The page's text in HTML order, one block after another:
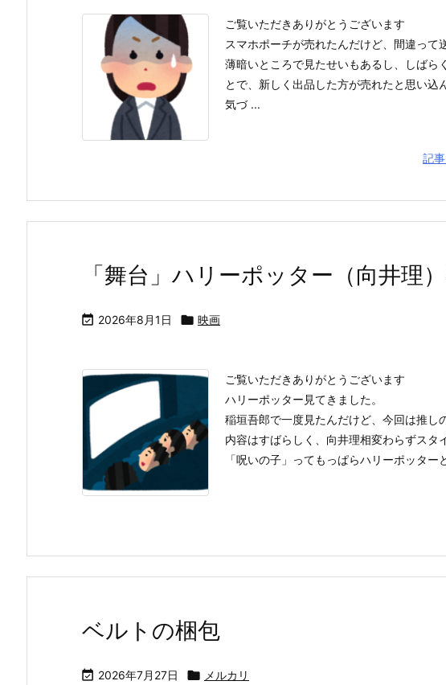
ご覧いただきありがとうございます
スマホポーチが売れたんだけど、間違って
薄暗いところで見たせいもあるし、しば
とで、新しく出品した方が売れたと思い込
気づ ...
記
「舞台」ハリーポッター（向井理
 2026年8月1日  映画
ご覧いただきありがとうございます
ハリーポッター見てきました。
稲垣吾郎で一度見たんだけど、今回は推し
内容はすばらしく、向井理相変わらずスタ
「呪いの子」ってもっぱらハリーポッター
ベルトの梱包
 2026年7月27日  メルカリ